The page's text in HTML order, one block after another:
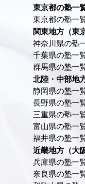
東京都の塾一
東京都の塾一
関東地方（東
神奈川県の塾
千葉県の塾一
群馬県の塾一
北陸・中部地
静岡県の塾一
長野県の塾一
三重県の塾一
富山県の塾一
福井県の塾一
近畿地方（大
兵庫県の塾一
奈良県の塾一